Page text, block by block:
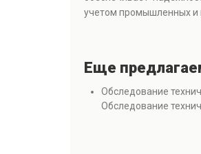
учетом промышленных и
Еще
Обследование
Обследование